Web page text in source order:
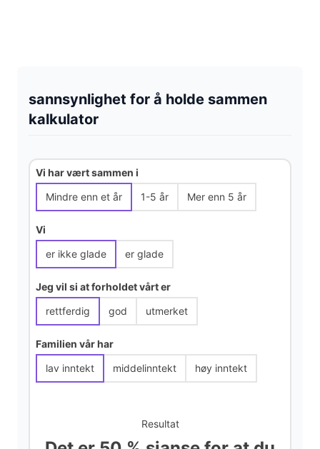
sannsynlighet for å holde sammen
kalkulator
Vi har vært sammen i
Mindre enn et år
1-5 år Mer enn 5 år
Vi
er ikke glade
er glade
Jeg vil si at forholdet vårt er
rettferdig
god utmerket
Familien vår har
lav inntekt
middelinntekt høy inntekt
Resultat